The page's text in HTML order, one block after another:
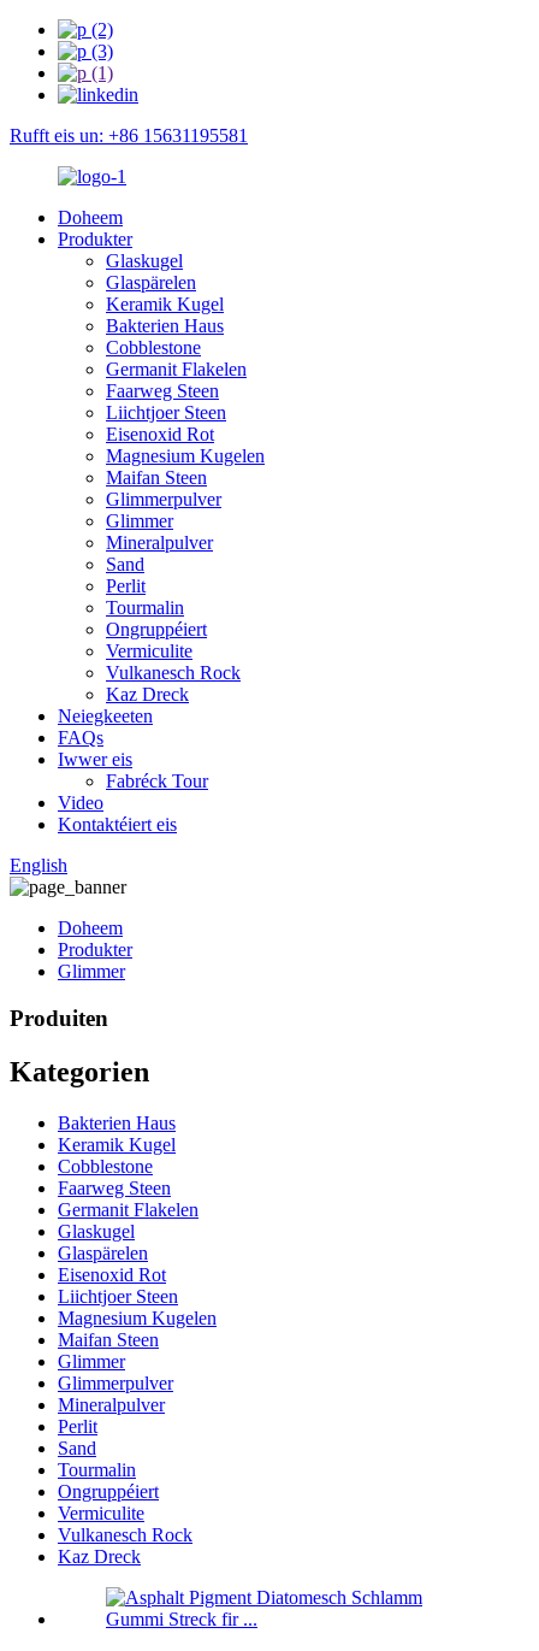
Rufft eis un: +86 15631195581
Doheem
Produkter
Glaskugel
Glaspärelen
Keramik Kugel
Bakterien Haus
Cobblestone
Germanit Flakelen
Faarweg Steen
Liichtjoer Steen
Eisenoxid Rot
Magnesium Kugelen
Maifan Steen
Glimmerpulver
Glimmer
Mineralpulver
Sand
Perlit
Tourmalin
Ongruppéiert
Vermiculite
Vulkanesch Rock
Kaz Dreck
Neiegkeeten
FAQs
Iwwer eis
Fabréck Tour
Video
Kontaktéiert eis
English
Doheem
Produkter
Glimmer
Produiten
Kategorien
Bakterien Haus
Keramik Kugel
Cobblestone
Faarweg Steen
Germanit Flakelen
Glaskugel
Glaspärelen
Eisenoxid Rot
Liichtjoer Steen
Magnesium Kugelen
Maifan Steen
Glimmer
Glimmerpulver
Mineralpulver
Perlit
Sand
Tourmalin
Ongruppéiert
Vermiculite
Vulkanesch Rock
Kaz Dreck